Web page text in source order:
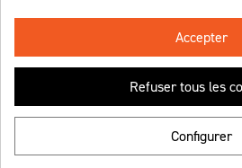
Retrouvez-
Accepter
Refuser tous les
Configurer